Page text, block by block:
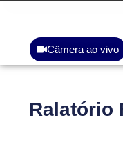
Câmera ao vivo
Ralatório